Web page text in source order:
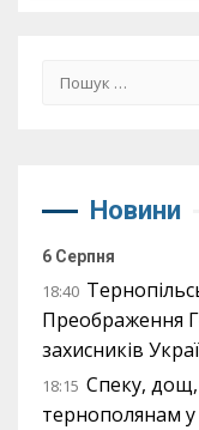
Пошук:
Новини
6 Серпня
18:40
Преображення
захисників
18:15 Спеку,
тернополянам